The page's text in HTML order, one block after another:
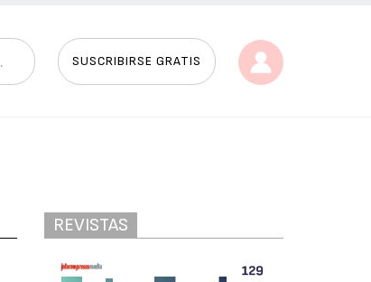
SUSCRIBIRSE GRATIS
REVISTAS